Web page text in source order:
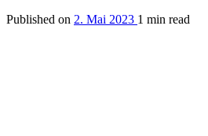
Published on 2. Mai 2023 1 min read